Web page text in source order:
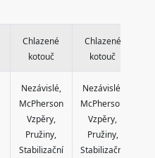
Chlazené
kotouč
Chlazené
kotouč
Nezávislé,
McPherson
Vzpěry,
Pružiny,
Stabilizační
Nezávislé,
McPherson
Vzpěry,
Pružiny,
Stabilizační